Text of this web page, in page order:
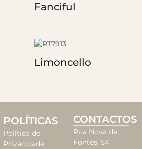
Fanciful
Limoncello
POLÍTICAS
Política de
Privacidade
CONTACTOS
Rua Nova de
Fontes, 54